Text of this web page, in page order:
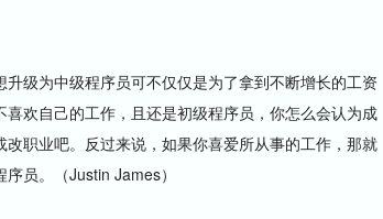
级为中级程序员可不仅仅是为了拿到不断增长的工资
欢自己的工作，且还是初级程序员，你怎么会认为成
职业吧。反过来说，如果你喜爱所从事的工作，那就
员。（Justin James）